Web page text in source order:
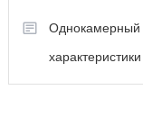
Однокамерный